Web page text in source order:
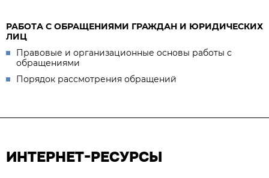
РАБОТА С ОБРАЩЕНИЯМИ ГРАЖДАН И ЮРИДИЧЕСКИХ
ЛИЦ
Правовые и организационные основы работы с
обращениями
Порядок рассмотрения обращений
ИНТЕРНЕТ-РЕСУРСЫ